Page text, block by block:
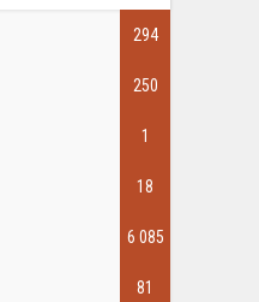
294
250
1
18
6 085
81